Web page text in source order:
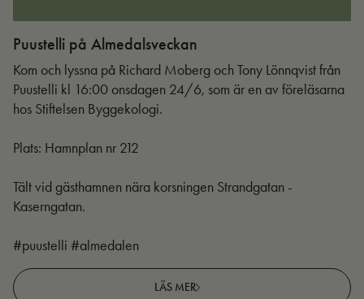
Puustelli på Almedalsveckan
Kom och lyssna på Richard Moberg och Tony Lönnqvist från
Puustelli kl 16:00 onsdagen 24/6, som är en av föreläsarna
hos Stiftelsen Byggekologi.
Plats: Hamnplan nr 212
Tält vid gästhamnen nära korsningen Strandgatan -
Kaserngatan.
#puustelli #almedalen
LÄS MER